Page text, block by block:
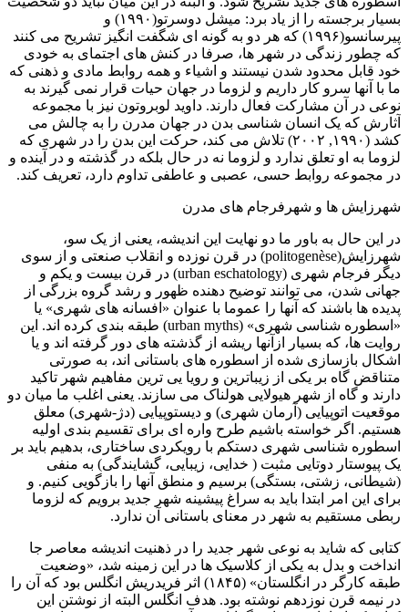
بسیار برجسته را از یاد برد: میشل دوسرتو(۱۹۹۰) و
پیرسانسو(۱۹۹۶) که هر دو به گونه ای شگفت انگیز تشریح می کنند
که چطور زندگی در شهر ها، صرفا در کنش های اجتمای به خودی
خود قابل محدود شدن نیستند و اشیاء و همه روابط مادی و ذهنی که
ما با آنها سرو کار داریم و لزوما در جهان حیات قرار نمی گیرند به
نوعی در آن مشارکت فعال دارند. داوید لوبروتون نیز با مجموعه
آثارش که یک انسان شناسی بدن در جهان مدرن را به چالش می
کشد (۱۹۹۰, ۲۰۰۲) تلاش می کند، حرکت این بدن را در شهری که
لزوما به او تعلق ندارد و لزوما نه در حال بلکه در گذشته و در آینده و
در مجموعه روابط حسی، عصبی و عاطفی تداوم دارد، تعریف کند.
شهرزایش ها و شهرفرجام های مدرن
در این حال به باور ما دو نهایت این اندیشه، یعنی از یک سو،
شهرزایش(politogenèse) در قرن نوزده و انقلاب صنعتی و از سوی
دیگر فرجام شهری (urban eschatology) در قرن بیست و یکم و
جهانی شدن، می توانند توضیح دهنده ظهور و رشد گروه بزرگی از
پدیده ها باشند که آنها را عموما با عنوان «افسانه های شهری» یا
«اسطوره شناسی شهری» (urban myths) طبقه بندی کرده اند. این
روایت ها، که بسیار ازآنها ریشه از گذشته های دور گرفته اند و یا
اشکال بازسازی شده از اسطوره های باستانی اند، به صورتی
متناقض گاه بر یکی از زیباترین و رویا یی ترین مفاهیم شهر تاکید
دارند و گاه از شهر هیولایی هولناک می سازند. یعنی اغلب ما میان دو
موقعیت اتوپیایی (آرمان شهری) و دیستوپیایی (دژ-شهری) معلق
هستیم. اگر خواسته باشیم طرح واره ای برای تقسیم بندی اولیه
اسطوره شناسی شهری دستکم با رویکردی ساختاری، بدهیم باید بر
یک پیوستار دوتایی مثبت ( خدایی، زیبایی، گشایندگی) به منفی
(شیطانی، زشتی، بستگی) برسیم و منطق آنها را بازگویی کنیم. و
برای این امر ابتدا باید به سراغ پیشینه شهر جدید برویم که لزوما
ربطی مستقیم به شهر در معنای باستانی آن ندارد.
کتابی که شاید به نوعی شهر جدید را در ذهنیت اندیشه معاصر جا
انداخت و بدل به یکی از کلاسیک ها در این زمینه شد، «وضعیت
طبقه کارگر در انگلستان» (۱۸۴۵) اثر فریدریش انگلس بود که آن را
در نیمه قرن نوزدهم نوشته بود. هدف انگلس البته از نوشتن این